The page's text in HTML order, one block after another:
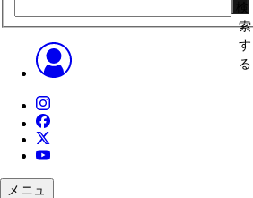
索
す
る
メニュ